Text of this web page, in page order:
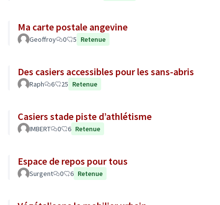
Ma carte postale angevine
Geoffroy 0 5 Retenue
Des casiers accessibles pour les sans-abris
Raph 6 25 Retenue
Casiers stade piste d’athlétisme
IMBERT 0 6 Retenue
Espace de repos pour tous
Surgent 0 6 Retenue